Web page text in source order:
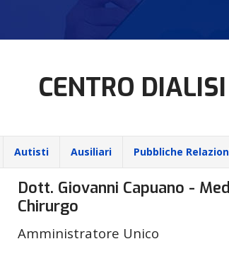
CENTRO
Autisti Ausiliari Pubbliche
Dott. Giovanni Capuano -
Chirurgo
Amministratore Unico